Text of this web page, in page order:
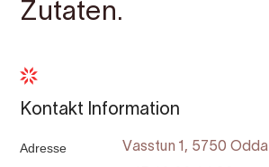
Zutaten.
Kontakt Information
Adresse Vasstun 1, 5750 Odda